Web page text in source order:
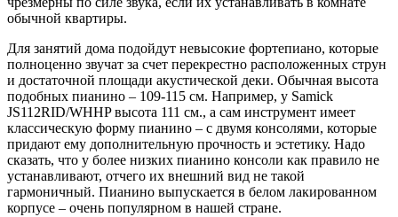
обычной квартиры.
Для занятий дома подойдут невысокие фортепиано, которые
полноценно звучат за счет перекрестно расположенных струн
и достаточной площади акустической деки. Обычная высота
подобных пианино – 109-115 см. Например, у Samick
JS112RID/WHHP высота 111 см., а сам инструмент имеет
классическую форму пианино – с двумя консолями, которые
придают ему дополнительную прочность и эстетику. Надо
сказать, что у более низких пианино консоли как правило не
устанавливают, отчего их внешний вид не такой
гармоничный. Пианино выпускается в белом лакированном
корпусе – очень популярном в нашей стране.